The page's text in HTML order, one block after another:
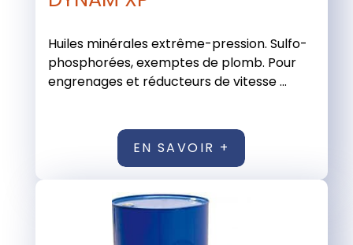
Huiles minérales extrême-pression. Sulfo-
phosphorées, exemptes de plomb. Pour
engrenages et réducteurs de vitesse ...
EN SAVOIR +